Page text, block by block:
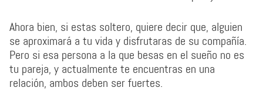
Ahora bien, si estas soltero, quiere decir que, alguien
se aproximará a tu vida y disfrutaras de su compañía.
Pero si esa persona a la que besas en el sueño no es
tu pareja, y actualmente te encuentras en una
relación, ambos deben ser fuertes.